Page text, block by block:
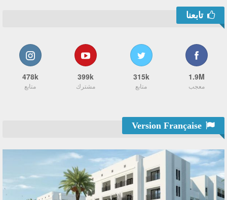
تابعنا
1.9M
معجب
315k
متابع
399k
مشترك
478k
متابع